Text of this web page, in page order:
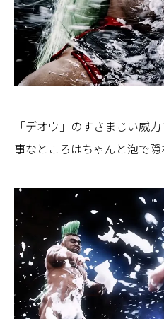
「デオウ」のすさまじい威
事なところはちゃんと泡で隠